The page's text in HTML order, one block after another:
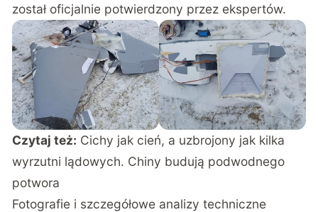
został oficjalnie potwierdzony przez ekspertów.
Czytaj też: Cichy jak cień, a uzbrojony jak kilka
wyrzutni lądowych. Chiny budują podwodnego
potwora
Fotografie i szczegółowe analizy techniczne